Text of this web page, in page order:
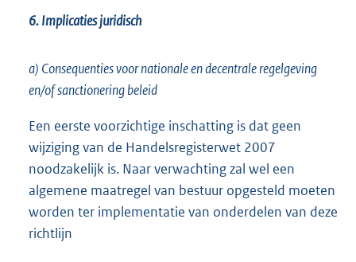
6. Implicaties juridisch
a) Consequenties voor nationale en decentrale regelgeving
en/of sanctionering beleid
Een eerste voorzichtige inschatting is dat geen
wijziging van de Handelsregisterwet 2007
noodzakelijk is. Naar verwachting zal wel een
algemene maatregel van bestuur opgesteld moeten
worden ter implementatie van onderdelen van deze
richtlijn